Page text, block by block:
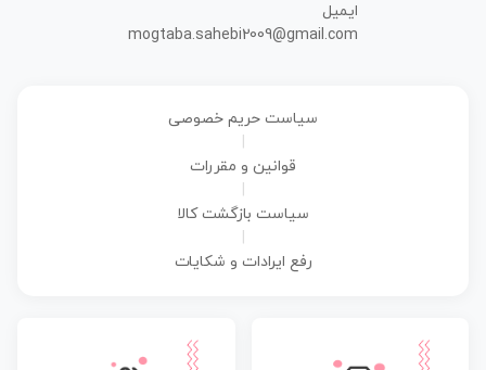
ایمیل
mogtaba.sahebi2009@gmail.com
سیاست حریم خصوصی
قوانین و مقررات
سیاست بازگشت کالا
رفع ایرادات و شکایات